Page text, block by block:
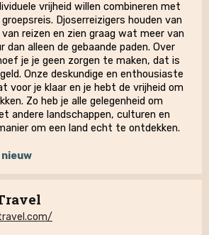
vrijheid willen combineren met
Djoserreizigers houden van
reizen en zien graag wat meer van
dan alleen de gebaande paden. Over
je je geen zorgen te maken, dat is
Onze deskundige en enthousiaste
voor je klaar en je hebt de vrijheid om
Zo heb je alle gelegenheid om
andere landschappen, culturen en
om een land echt te ontdekken.
nieuw